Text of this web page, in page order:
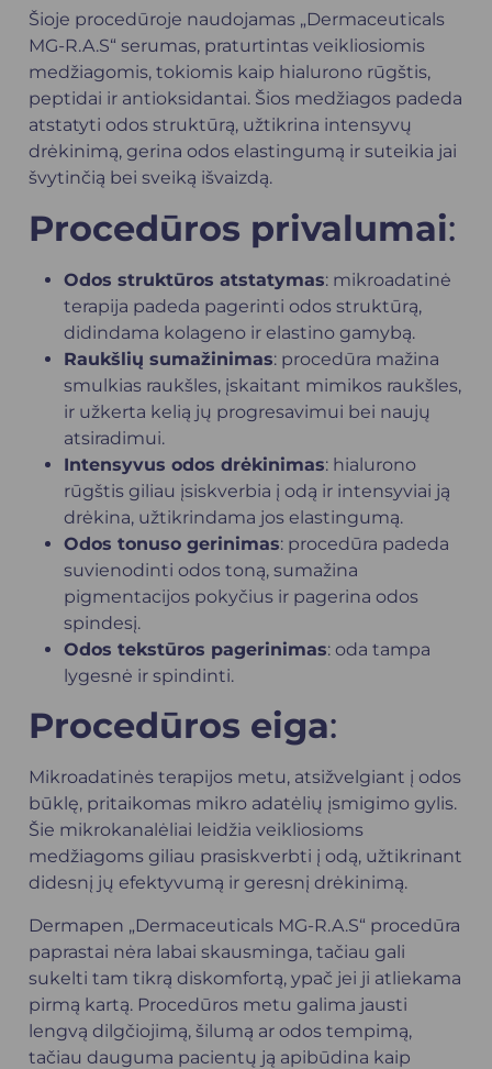
Šioje procedūroje naudojamas „Dermaceuticals
MG-R.A.S“ serumas, praturtintas veikliosiomis
medžiagomis, tokiomis kaip hialurono rūgštis,
peptidai ir antioksidantai. Šios medžiagos padeda
atstatyti odos struktūrą, užtikrina intensyvų
drėkinimą, gerina odos elastingumą ir suteikia jai
švytinčią bei sveiką išvaizdą.
Procedūros privalumai:
Odos struktūros atstatymas: mikroadatinė
terapija padeda pagerinti odos struktūrą,
didindama kolageno ir elastino gamybą.
Raukšlių sumažinimas: procedūra mažina
smulkias raukšles, įskaitant mimikos raukšles,
ir užkerta kelią jų progresavimui bei naujų
atsiradimui.
Intensyvus odos drėkinimas: hialurono
rūgštis giliau įsiskverbia į odą ir intensyviai ją
drėkina, užtikrindama jos elastingumą.
Odos tonuso gerinimas: procedūra padeda
suvienodinti odos toną, sumažina
pigmentacijos pokyčius ir pagerina odos
spindesį.
Odos tekstūros pagerinimas: oda tampa
lygesnė ir spindinti.
Procedūros eiga:
Mikroadatinės terapijos metu, atsižvelgiant į odos
būklę, pritaikomas mikro adatėlių įsmigimo gylis.
Šie mikrokanalėliai leidžia veikliosioms
medžiagoms giliau prasiskverbti į odą, užtikrinant
didesnį jų efektyvumą ir geresnį drėkinimą.
Dermapen „Dermaceuticals MG-R.A.S“ procedūra
paprastai nėra labai skausminga, tačiau gali
sukelti tam tikrą diskomfortą, ypač jei ji atliekama
pirmą kartą. Procedūros metu galima jausti
lengvą dilgčiojimą, šilumą ar odos tempimą,
tačiau dauguma pacientų ją apibūdina kaip